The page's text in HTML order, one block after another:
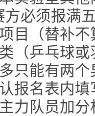
方必须报满
目（替补
（乒乓球
只能有两
报名表内
力队员加